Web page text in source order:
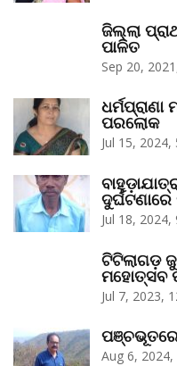
ଜିଲ୍ଲା
ପାଳିତ
Sep 20,
ପରଲୋକ
Jul 15, 2024,
Jul 18, 2024,
ଟିଟିଲାଗଡ଼
ମହୋତ୍ସବ
Jul 7, 2023,
Aug 6,